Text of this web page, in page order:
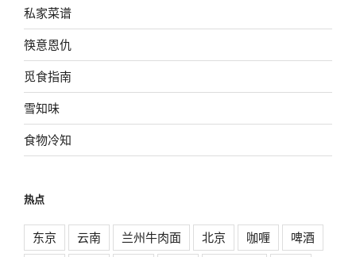
私家菜谱
筷意恩仇
觅食指南
雪知味
食物冷知
热点
东京 云南 兰州牛肉面 北京 咖喱
啤酒